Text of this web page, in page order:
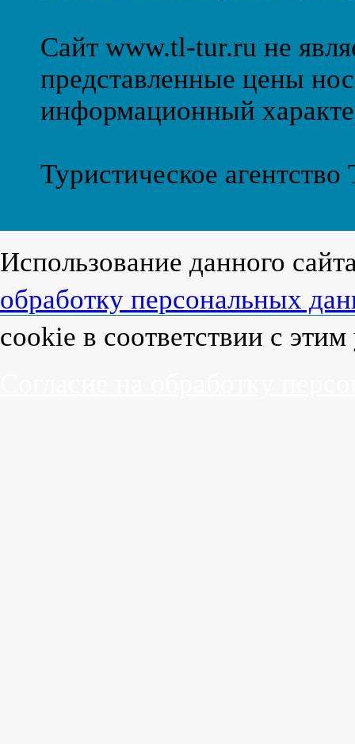
Сайт www.tl-tur.ru не
представленные цены
информационный
Туристическое
Использование данного
обработку персональных
cookie в соответствии с